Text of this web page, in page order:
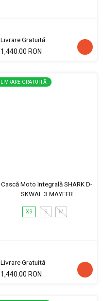
Livrare Gratuită
1,440.00 RON
LIVRARE GRATUITĂ
Cască Moto Integrală SHARK D-
SKWAL 3 MAYFER
XS S M
Livrare Gratuită
1,440.00 RON